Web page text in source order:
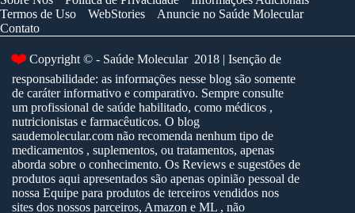
Termos de Uso
WebStories
Anuncie no Saúde Molecular
Contato
❤️Copyright © - Saúde Molecular 2018 | Isenção de
responsabilidade: as informações nesse blog são somente
de caráter informativo e comparativo. Sempre consulte
um profissional de saúde habilitado, como médicos ,
nutricionistas e farmacêuticos. O blog
saudemolecular.com não recomenda nenhum tipo de
medicamentos , suplementos, ou tratamentos, apenas
aborda sobre o conhecimento. Os Reviews e sugestões de
produtos aqui apresentados são apenas opinião pessoal de
nossa Equipe para produtos de terceiros vendidos nos
sites dos nossos parceiros, Amazon e ML , não